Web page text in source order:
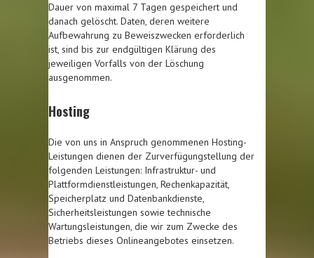
Dauer von maximal 7 Tagen gespeichert und
danach gelöscht. Daten, deren weitere
Aufbewahrung zu Beweiszwecken erforderlich
ist, sind bis zur endgültigen Klärung des
jeweiligen Vorfalls von der Löschung
ausgenommen.
Hosting
Die von uns in Anspruch genommenen Hosting-
Leistungen dienen der Zurverfügungstellung der
folgenden Leistungen: Infrastruktur- und
Plattformdienstleistungen, Rechenkapazität,
Speicherplatz und Datenbankdienste,
Sicherheitsleistungen sowie technische
Wartungsleistungen, die wir zum Zwecke des
Betriebs dieses Onlineangebotes einsetzen.